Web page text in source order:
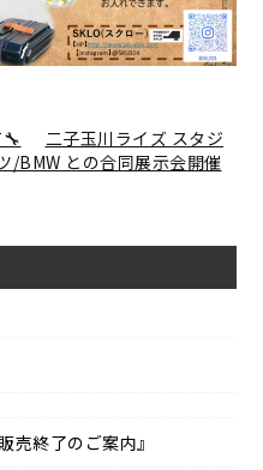
二子玉川ライズ スタジ
BMW との合同展示会開催
売終了のご案内』